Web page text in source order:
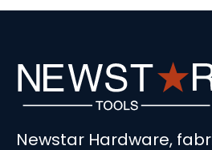
Newstar Hardware,